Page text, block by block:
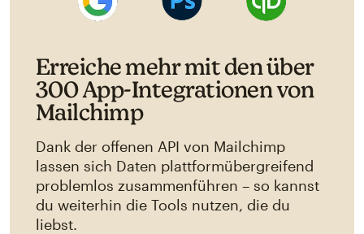
Erreiche mehr mit den über
300 App-Integrationen von
Mailchimp
Dank der offenen API von Mailchimp
lassen sich Daten plattformübergreifend
problemlos zusammenführen – so kannst
du weiterhin die Tools nutzen, die du
liebst.